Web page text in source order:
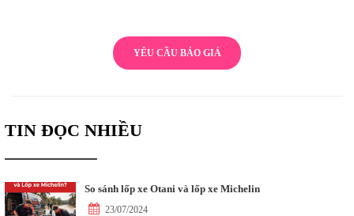
YÊU CẦU BÁO GIÁ
TIN ĐỌC NHIỀU
So sánh lốp xe Otani và lốp xe Michelin
23/07/2024